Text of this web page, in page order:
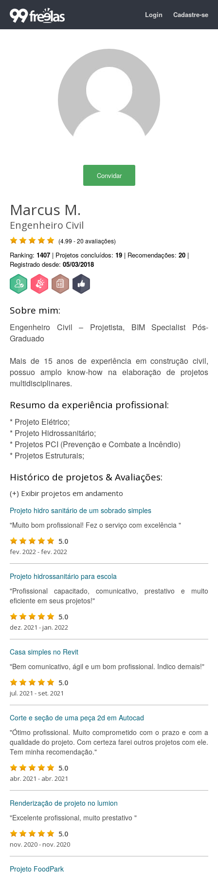
Login Cadastre-se
Convidar
Marcus M.
Engenheiro Civil
(4.99 - 20 avaliações)
Ranking: 1407 | Projetos concluídos: 19 | Recomendações: 20 |
Registrado desde: 05/03/2018
Sobre mim:
Engenheiro Civil – Projetista, BIM Specialist Pós-
Graduado
Mais de 15 anos de experiência em construção civil,
possuo amplo know-how na elaboração de projetos
multidisciplinares.
Resumo da experiência profissional:
* Projeto Elétrico;
* Projeto Hidrossanitário;
* Projetos PCI (Prevenção e Combate a Incêndio)
* Projetos Estruturais;
Histórico de projetos & Avaliações:
(+) Exibir projetos em andamento
Projeto hidro sanitário de um sobrado simples
"Muito bom profissional! Fez o serviço com excelência "
5.0
fev. 2022 - fev. 2022
Projeto hidrossanitário para escola
"Profissional capacitado, comunicativo, prestativo e muito
eficiente em seus projetos!"
5.0
dez. 2021 - jan. 2022
Casa simples no Revit
"Bem comunicativo, ágil e um bom profissional. Indico demais!"
5.0
jul. 2021 - set. 2021
Corte e seção de uma peça 2d em Autocad
"Ótimo profissional. Muito comprometido com o prazo e com a
qualidade do projeto. Com certeza farei outros projetos com ele.
Tem minha recomendação."
5.0
abr. 2021 - abr. 2021
Renderização de projeto no lumion
"Excelente profissional, muito prestativo "
5.0
nov. 2020 - nov. 2020
Projeto FoodPark